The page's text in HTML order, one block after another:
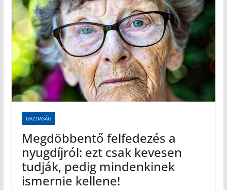
GAZDASÁG
Megdöbbentő felfedezés a
nyugdíjról: ezt csak kevesen
tudják, pedig mindenkinek
ismernie kellene!